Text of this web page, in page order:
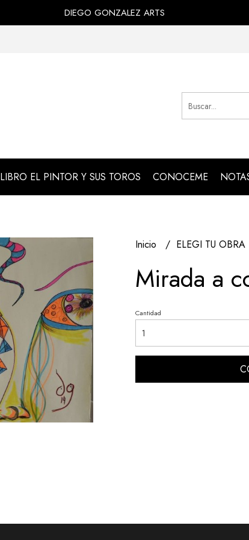
DIEGO GONZALEZ ARTS
LIBRO EL PINTOR Y SUS TOROS CONOCEME
Inicio ELEGI TU OBRA
Mirada a
Cantidad